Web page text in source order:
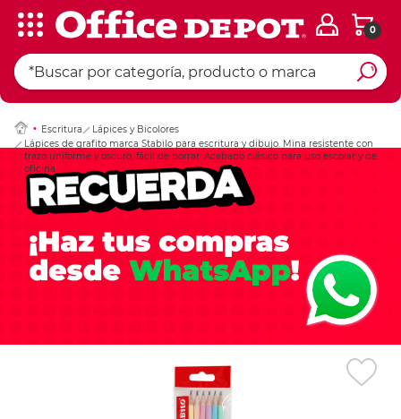
0
Escritura
Lápices y Bicolores
Lápices de grafito marca Stabilo para escritura y dibujo. Mina resistente con
trazo uniforme y oscuro, fácil de borrar. Acabado clásico para uso escolar y de
oficina.
Ingresar Codigo